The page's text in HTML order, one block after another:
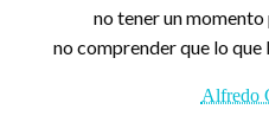
no tener un momento
no comprender que lo que
Alfredo